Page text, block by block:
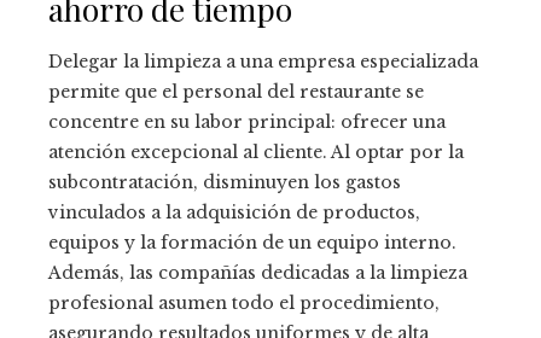
ahorro de tiempo
Delegar la limpieza a una empresa especializada
permite que el personal del restaurante se
concentre en su labor principal: ofrecer una
atención excepcional al cliente. Al optar por la
subcontratación, disminuyen los gastos
vinculados a la adquisición de productos,
equipos y la formación de un equipo interno.
Además, las compañías dedicadas a la limpieza
profesional asumen todo el procedimiento,
asegurando resultados uniformes y de alta